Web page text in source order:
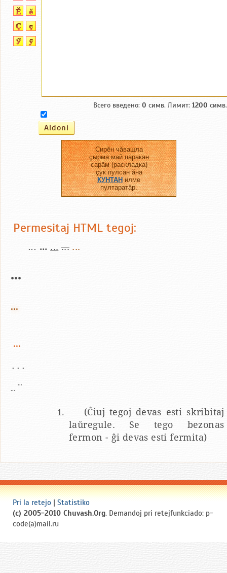
Всего введено: 0 симв. Лимит: 1200 симв.
Сирĕн чăвашла
çырма май паракан
сарăм (раскладка)
çук пулсан ăна
КУНТАН илме
пултаратăр.
Permesitaj HTML tegoj:
... ... ... ... ...
...
...
...
...
...
...
(Ĉiuj tegoj devas esti skribitaj
laŭregule. Se tego bezonas
fermon - ĝi devas esti fermita)
Pri la retejo | Statistiko
(c) 2005-2010 Chuvash.Org. Demandoj pri retejfunkciado: p-
code(a)mail.ru